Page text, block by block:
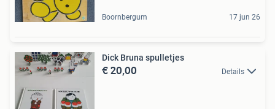
Boornbergum 17 jun 26
Dick Bruna spulletjes
€ 20,00 Details